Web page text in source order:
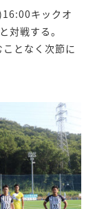
キックオ
対戦する。
となく次節に